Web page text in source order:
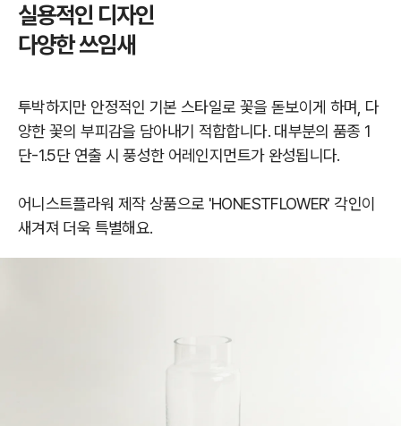
실용적인 디자인
다양한 쓰임새
투박하지만 안정적인 기본 스타일로 꽃을 돋보이게 하며, 다
양한 꽃의 부피감을 담아내기 적합합니다. 대부분의 품종 1
단-1.5단 연출 시 풍성한 어레인지먼트가 완성됩니다.
어니스트플라워 제작 상품으로 'HONESTFLOWER' 각인이
새겨져 더욱 특별해요.